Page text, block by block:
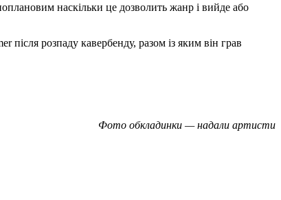
наскільки це дозволить жанр і вийде або
розпаду кавербенду, разом із яким він грав
Фото обкладинки — надали артисти